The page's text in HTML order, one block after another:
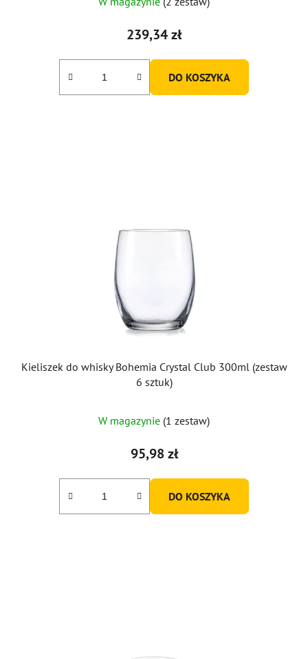
239,34 zł
DO KOSZYKA
Kieliszek do whisky Bohemia Crystal Club 300ml (zestaw
6 sztuk)
W magazynie (1 zestaw)
95,98 zł
DO KOSZYKA